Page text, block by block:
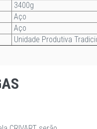
3400g
Aço
Aço
Unidade Produtiva